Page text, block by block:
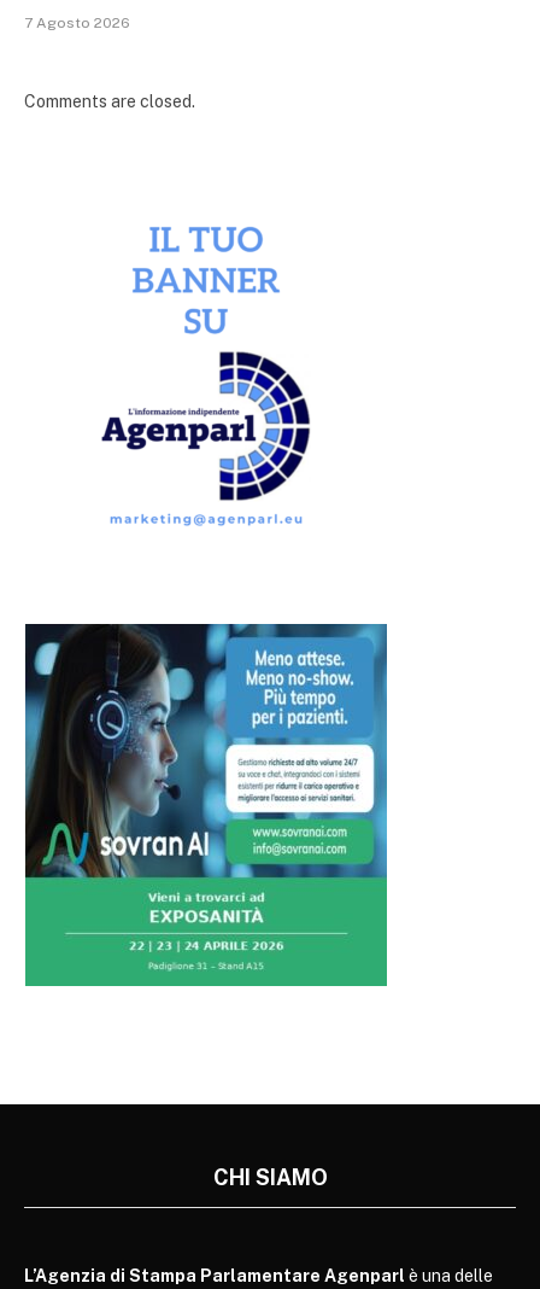
7 Agosto 2026
Comments are closed.
CHI SIAMO
L’Agenzia di Stampa Parlamentare Agenparl è una delle